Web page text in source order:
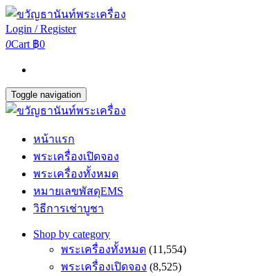
Login / Register
0Cart ฿0
Toggle navigation
หน้าแรก
พระเครื่องเปิดจอง
พระเครื่องทั้งหมด
หมายเลขพัสดุEMS
วิธีการเช่าบูชา
Shop by category
พระเครื่องทั้งหมด (11,554)
พระเครื่องเปิดจอง (8,525)